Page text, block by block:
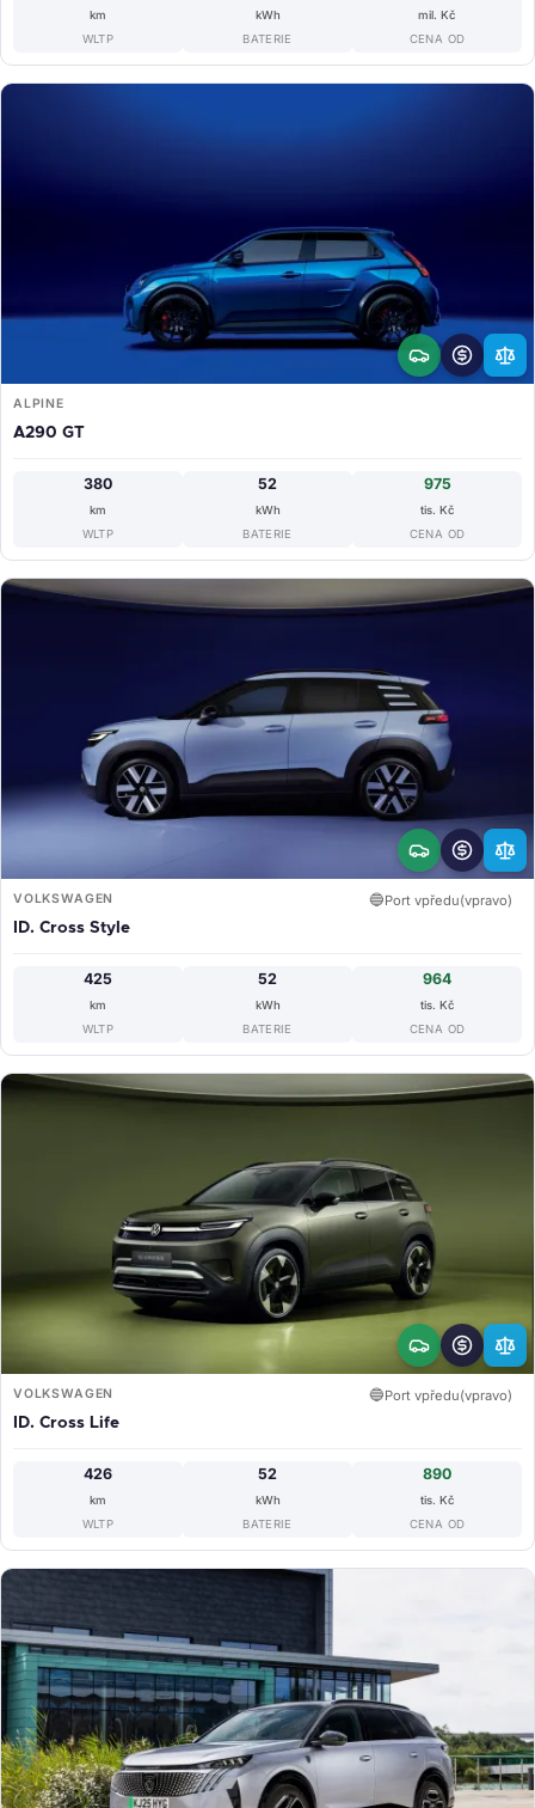
km
WLTP
kWh
BATERIE
mil. Kč
CENA OD
ALPINE
A290 GT
380
km
WLTP
52
kWh
BATERIE
975
tis. Kč
CENA OD
VOLKSWAGEN 🔵Port vpředu(vpravo)
ID. Cross Style
425
km
WLTP
52
kWh
BATERIE
964
tis. Kč
CENA OD
VOLKSWAGEN 🔵Port vpředu(vpravo)
ID. Cross Life
426
km
WLTP
52
kWh
BATERIE
890
tis. Kč
CENA OD